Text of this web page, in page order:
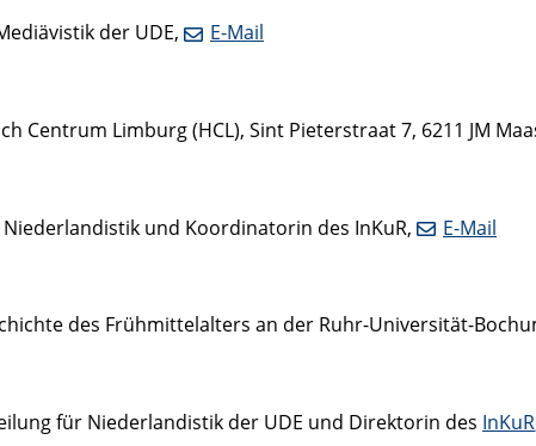
der UDE,
E-Mail
Centrum Limburg (HCL), Sint Pieterstraat 7, 6211 JM
und Koordinatorin des InKuR,
E-Mail
des Frühmittelalters an der Ruhr-Universität-
für Niederlandistik der UDE und Direktorin des InKuR